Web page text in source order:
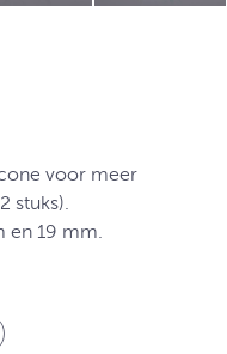
voor meer
stuks).
en 19 mm.